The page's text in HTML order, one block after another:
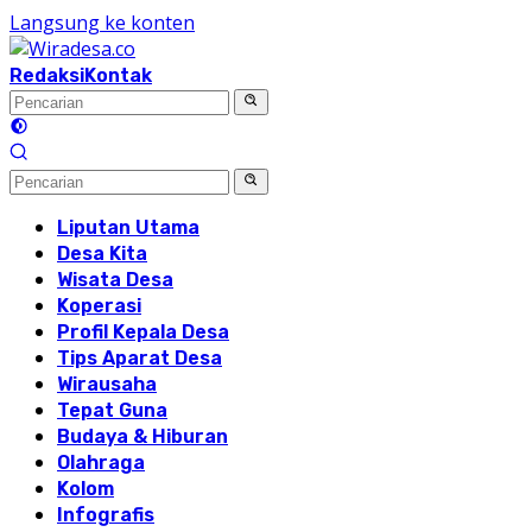
Langsung ke konten
RedaksiKontak
Liputan Utama
Desa Kita
Wisata Desa
Koperasi
Profil Kepala Desa
Tips Aparat Desa
Wirausaha
Tepat Guna
Budaya & Hiburan
Olahraga
Kolom
Infografis